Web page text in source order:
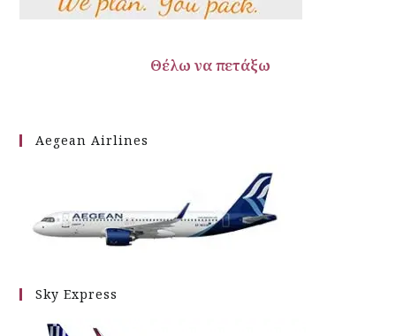
Aegean Airlines
Sky Express